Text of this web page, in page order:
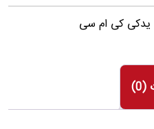
یدکی کی ام سی